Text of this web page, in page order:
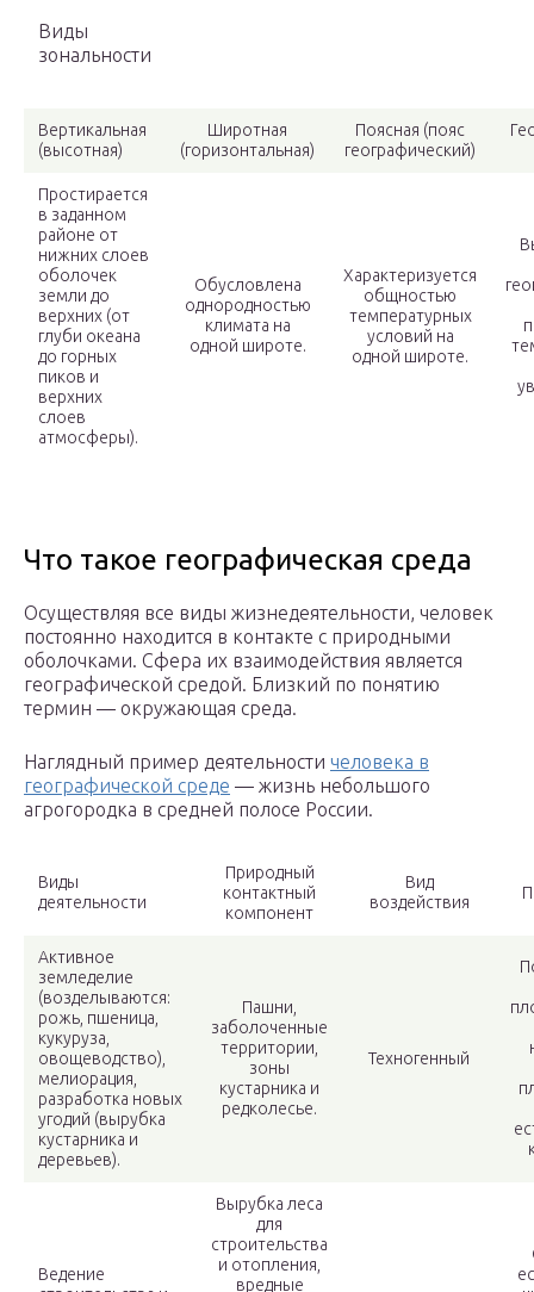
Виды
зональности
Вертикальная
(высотная)
Широтная
(горизонтальная)
Поясная (пояс
географический)
Простирается
в заданном
районе от
нижних слоев
оболочек
земли до
верхних (от
глуби океана
до горных
пиков и
верхних
слоев
атмосферы).
Обусловлена
однородностью
климата на
одной широте.
Характеризуется
общностью
температурных
условий на
одной широте.
Что такое географическая среда
Осуществляя все виды жизнедеятельности, человек
постоянно находится в контакте с природными
оболочками. Сфера их взаимодействия является
географической средой. Близкий по понятию
термин — окружающая среда.
Наглядный пример деятельности человека в
географической среде — жизнь небольшого
агрогородка в средней полосе России.
Виды
деятельности
Природный
контактный
компонент
Вид
воздействия
Активное
земледелие
(возделываются:
рожь, пшеница,
кукуруза,
овощеводство),
мелиорация,
разработка новых
угодий (вырубка
кустарника и
деревьев).
Пашни,
заболоченные
территории,
зоны
кустарника и
редколесье.
Техногенный
Ведение
Вырубка леса
для
строительства
и отопления,
вредные